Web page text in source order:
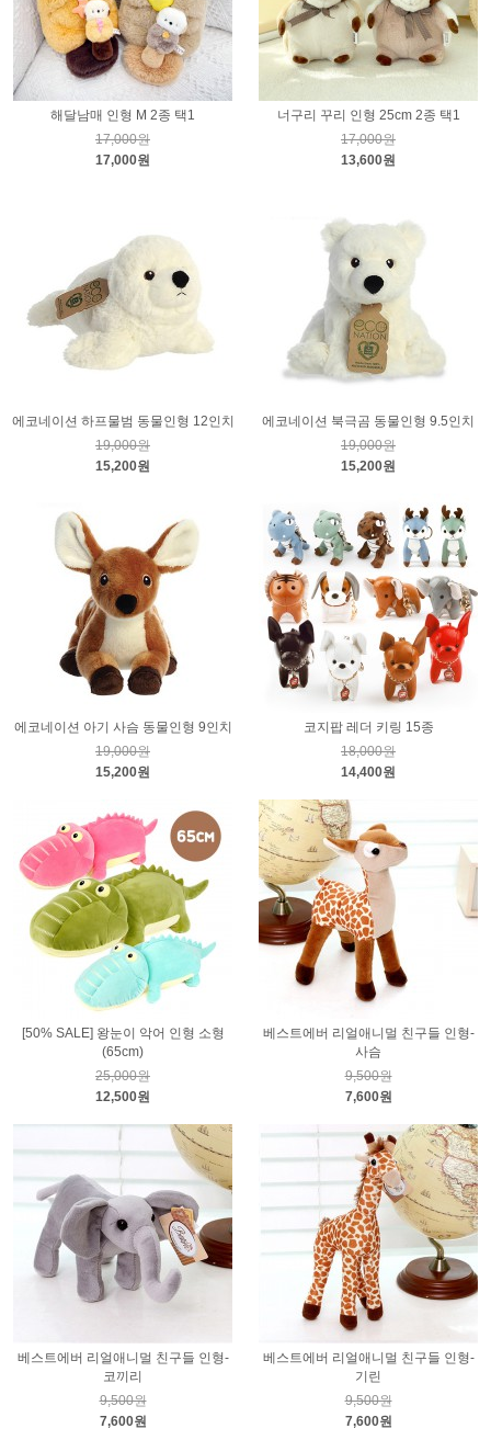
해달남매 인형 M 2종 택1
17,000원
17,000원
너구리 꾸리 인형 25cm 2종 택1
17,000원
13,600원
에코네이션 하프물범 동물인형 12인치
19,000원
15,200원
에코네이션 북극곰 동물인형 9.5인치
19,000원
15,200원
에코네이션 아기 사슴 동물인형 9인치
19,000원
15,200원
코지팝 레더 키링 15종
18,000원
14,400원
[50% SALE] 왕눈이 악어 인형 소형
(65cm)
25,000원
12,500원
베스트에버 리얼애니멀 친구들 인형-
사슴
9,500원
7,600원
베스트에버 리얼애니멀 친구들 인형-
코끼리
9,500원
7,600원
베스트에버 리얼애니멀 친구들 인형-
기린
9,500원
7,600원